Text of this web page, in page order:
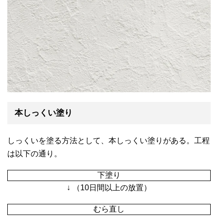
本しっくい塗り
しっくいを塗る方法として、本しっくい塗りがある。工程
は以下の通り。
下塗り
↓ （10日間以上の放置）
むら直し